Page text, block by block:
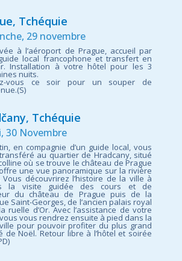
Tchéquie
29 novembre
à l’aéroport de Prague, accueil par
local francophone et transfert en
Installation à votre hôtel pour les 3
nuits.
vous ce soir pour un souper de
Tchéquie
30 Novembre
en compagnie d’un guide local, vous
au quartier de Hradcany, situé
où se trouve le château de Prague
une vue panoramique sur la rivière
Vous découvrirez l’histoire de la ville à
la visite guidée des cours et de
du château de Prague puis de la
Saint-Georges, de l’ancien palais royal
ruelle d’Or. Avec l’assistance de votre
vous rendrez ensuite à pied dans la
pour pouvoir profiter du plus grand
de Noël. Retour libre à l’hôtel et soirée